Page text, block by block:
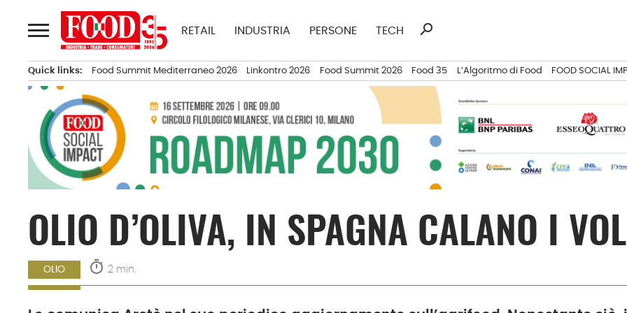
al
contenuto
RETAIL INDUSTRIA PERSONE TECH
Ricerca
search
Quick links: Food Summit Mediterraneo 2026 Linkontro 2026 Food Summit 2026 Food 35 L’Algoritmo di Food FOOD SOCIAL
OLIO D’OLIVA, IN SPAGNA CALANO I
OLIO timer 2 min.